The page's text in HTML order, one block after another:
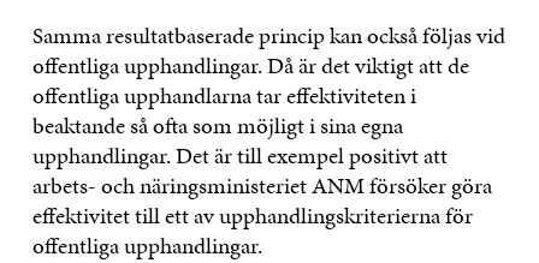
Samma resultatbaserade princip kan också följas vid
offentliga upphandlingar. Då är det viktigt att de
offentliga upphandlarna tar effektiviteten i
beaktande så ofta som möjligt i sina egna
upphandlingar. Det är till exempel positivt att
arbets- och näringsministeriet ANM försöker göra
effektivitet till ett av upphandlingskriterierna för
offentliga upphandlingar.